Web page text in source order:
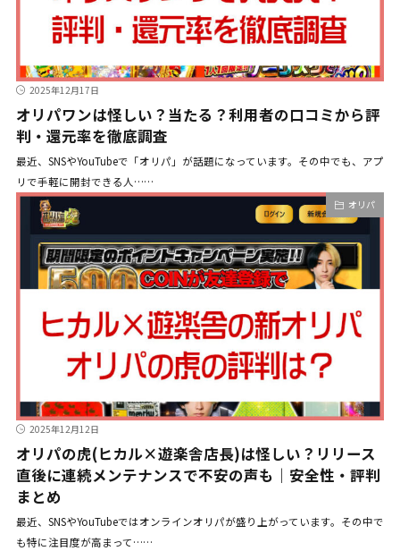
2025年12月17日
オリパワンは怪しい？当たる？利用者の口コミから評
判・還元率を徹底調査
最近、SNSやYouTubeで「オリパ」が話題になっています。その中でも、アプ
リで手軽に開封できる人……
オリパ
2025年12月12日
オリパの虎(ヒカル×遊楽舎店長)は怪しい？リリース
直後に連続メンテナンスで不安の声も｜安全性・評判
まとめ
最近、SNSやYouTubeではオンラインオリパが盛り上がっています。その中で
も特に注目度が高まって……